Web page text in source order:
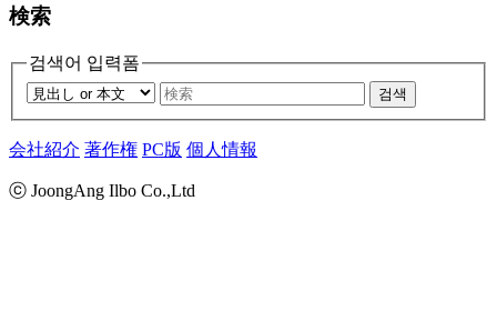
検索
검색어 입력폼
검색
会社紹介 著作権 PC版 個人情報
ⓒ JoongAng Ilbo Co.,Ltd